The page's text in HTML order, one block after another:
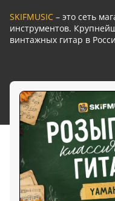
SKIFMUSIC – это сеть
инструментов.
винтажных гитар в